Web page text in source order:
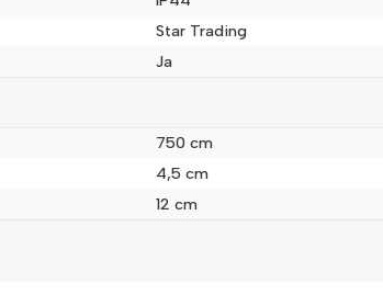
Star Trading
Ja
750 cm
4,5 cm
12 cm